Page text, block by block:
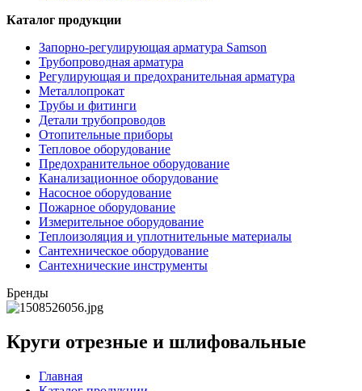
Каталог продукции
Запорно-регулирующая арматура Samson
Трубопроводная арматура
Регулирующая и предохранительная арматура
Металлопрокат
Трубы и фитинги
Детали трубопроводов
Отопительные приборы
Тепловое оборудование
Предохранительное оборудование
Канализационное оборудование
Насосное оборудование
Пожарное оборудование
Измерительное оборудование
Теплоизоляция и уплотнительные материалы
Сантехническое оборудование
Сантехнические инструменты
Бренды
Круги отрезные и шлифовальные
Главная